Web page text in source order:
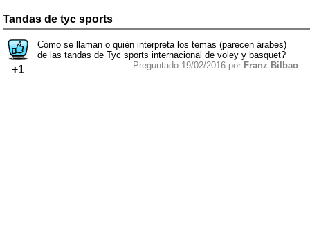
Tandas de tyc sports
+1
Cómo se llaman o quién interpreta los temas (parecen árabes)
de las tandas de Tyc sports internacional de voley y basquet?
Preguntado 19/02/2016 por Franz Bilbao